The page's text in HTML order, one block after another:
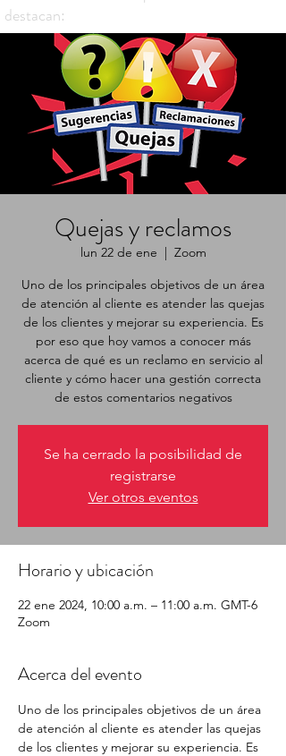
destacan:
Quejas y reclamos
lun 22 de ene
  |
Zoom
Uno de los principales objetivos de un área
de atención al cliente es atender las quejas
de los clientes y mejorar su experiencia. Es
por eso que hoy vamos a conocer más
acerca de qué es un reclamo en servicio al
cliente y cómo hacer una gestión correcta
de estos comentarios negativos
Se ha cerrado la posibilidad de
registrarse
Ver otros eventos
Horario y ubicación
22 ene 2024, 10:00 a.m. – 11:00 a.m. GMT-6
Zoom
Acerca del evento
Uno de los principales objetivos de un área
de atención al cliente es atender las quejas
de los clientes y mejorar su experiencia. Es